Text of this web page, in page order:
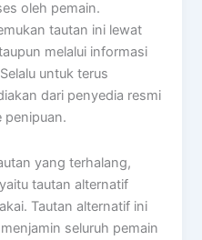
oleh pemain.
tautan ini lewat
melalui informasi
untuk terus
dari penyedia resmi
penipuan.
yang terhalang,
tautan alternatif
Tautan alternatif ini
seluruh pemain